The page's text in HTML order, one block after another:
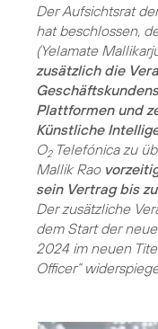
Der Aufsichtsrat
hat beschlossen,
(Yelamate
zusätzlich die
Plattformen und
Künstliche
O2Telefónica zu
Mallik Rao
sein Vertrag bis
Der zusätzliche
dem Start der
2024 im neuen
Officer“